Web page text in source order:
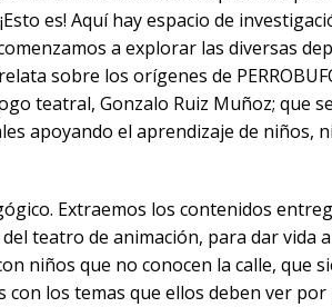
es! Aquí hay espacio de
a explorar las diversas
sobre los orígenes de
teatral, Gonzalo Ruiz Muñoz; que
apoyando el aprendizaje de niños,
Extraemos los contenidos
teatro de animación, para dar vida
niños que no conocen la calle, que
con los temas que ellos deben ver